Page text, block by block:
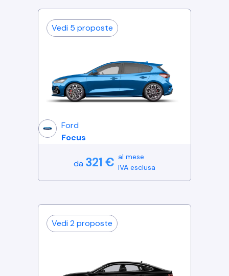
Vedi 5 proposte
Ford
Focus
da 321 € al mese
IVA esclusa
Vedi 2 proposte